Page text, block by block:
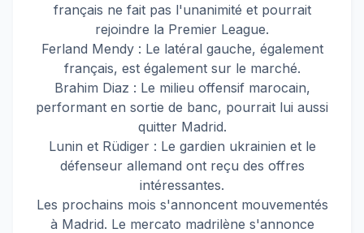
français ne fait pas l'unanimité et pourrait
rejoindre la Premier League.
Ferland Mendy : Le latéral gauche, également
français, est également sur le marché.
Brahim Diaz : Le milieu offensif marocain,
performant en sortie de banc, pourrait lui aussi
quitter Madrid.
Lunin et Rüdiger : Le gardien ukrainien et le
défenseur allemand ont reçu des offres
intéressantes.
Les prochains mois s'annoncent mouvementés
à Madrid. Le mercato madrilène s'annonce